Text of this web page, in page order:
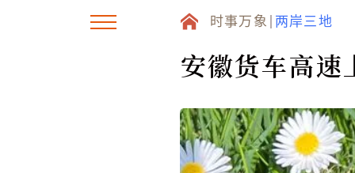
时事万象 两岸三地
安徽货车高